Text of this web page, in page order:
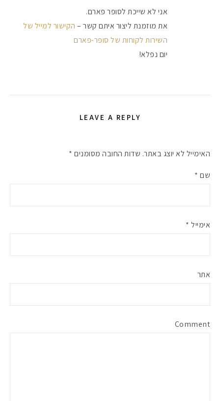
אני לא שייכת לסופר פארם.
את מוזמנת ליצור איתם קשר – הקישור למייל של
השירות לקוחות של סופר-פארם
יום נפלא!
LEAVE A REPLY
האימייל לא יוצג באתר. שדות החובה מסומנים *
שם *
אימייל *
אתר
Comment